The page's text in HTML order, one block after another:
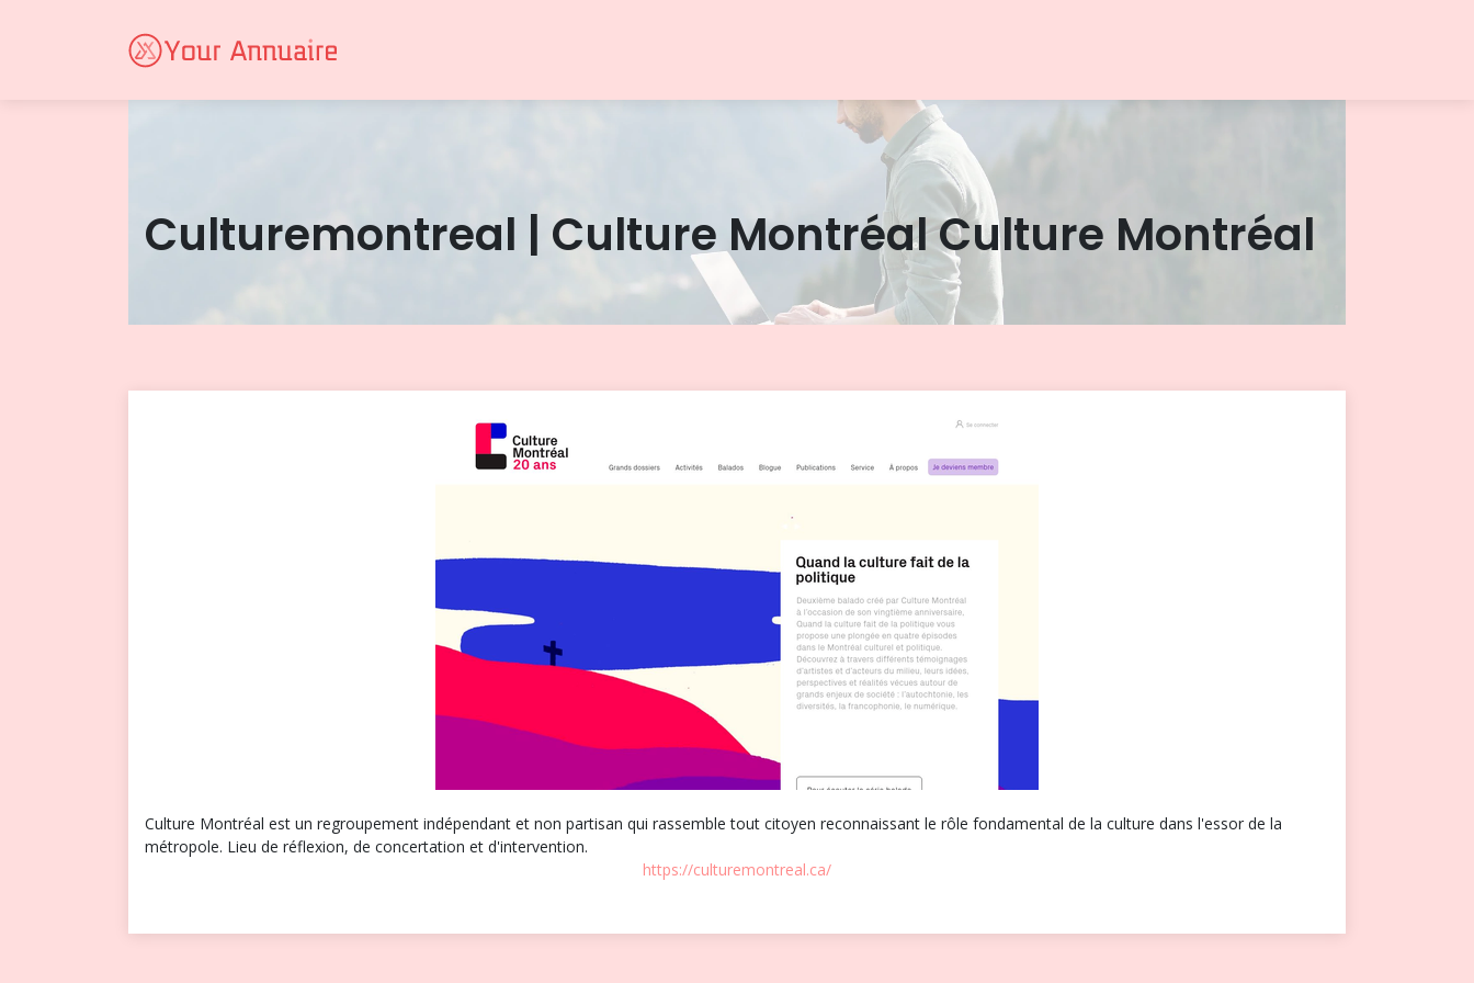
Cul­ture­montreal | Culture Montréal Culture Montréal
Culture Montréal est un regroupement indépendant et non partisan qui rassemble tout citoyen reconnaissant le rôle fondamental de la culture dans l'essor de la
métropole. Lieu de réflexion, de concertation et d'intervention.
https://culturemontreal.ca/